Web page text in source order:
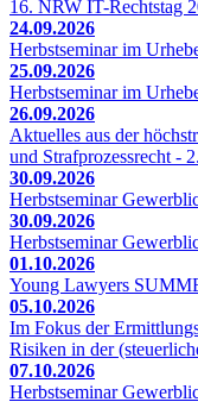
16. NRW IT-Rechtstag
24.09.2026
Herbstseminar im
25.09.2026
Herbstseminar im
26.09.2026
Aktuelles aus der
und Strafprozessrecht -
30.09.2026
Herbstseminar
30.09.2026
Herbstseminar
01.10.2026
Young Lawyers
05.10.2026
Im Fokus der
Risiken in der
07.10.2026
Herbstseminar